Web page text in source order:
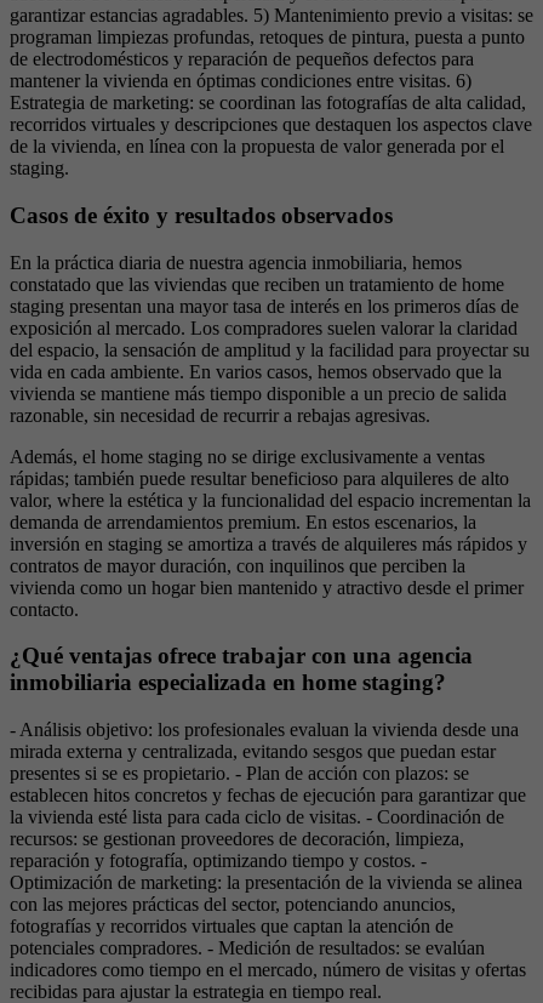
garantizar estancias agradables. 5) Mantenimiento previo a visitas: se
programan limpiezas profundas, retoques de pintura, puesta a punto
de electrodomésticos y reparación de pequeños defectos para
mantener la vivienda en óptimas condiciones entre visitas. 6)
Estrategia de marketing: se coordinan las fotografías de alta calidad,
recorridos virtuales y descripciones que destaquen los aspectos clave
de la vivienda, en línea con la propuesta de valor generada por el
staging.
Casos de éxito y resultados observados
En la práctica diaria de nuestra agencia inmobiliaria, hemos
constatado que las viviendas que reciben un tratamiento de home
staging presentan una mayor tasa de interés en los primeros días de
exposición al mercado. Los compradores suelen valorar la claridad
del espacio, la sensación de amplitud y la facilidad para proyectar su
vida en cada ambiente. En varios casos, hemos observado que la
vivienda se mantiene más tiempo disponible a un precio de salida
razonable, sin necesidad de recurrir a rebajas agresivas.
Además, el home staging no se dirige exclusivamente a ventas
rápidas; también puede resultar beneficioso para alquileres de alto
valor, where la estética y la funcionalidad del espacio incrementan la
demanda de arrendamientos premium. En estos escenarios, la
inversión en staging se amortiza a través de alquileres más rápidos y
contratos de mayor duración, con inquilinos que perciben la
vivienda como un hogar bien mantenido y atractivo desde el primer
contacto.
¿Qué ventajas ofrece trabajar con una agencia
inmobiliaria especializada en home staging?
- Análisis objetivo: los profesionales evaluan la vivienda desde una
mirada externa y centralizada, evitando sesgos que puedan estar
presentes si se es propietario. - Plan de acción con plazos: se
establecen hitos concretos y fechas de ejecución para garantizar que
la vivienda esté lista para cada ciclo de visitas. - Coordinación de
recursos: se gestionan proveedores de decoración, limpieza,
reparación y fotografía, optimizando tiempo y costos. -
Optimización de marketing: la presentación de la vivienda se alinea
con las mejores prácticas del sector, potenciando anuncios,
fotografías y recorridos virtuales que captan la atención de
potenciales compradores. - Medición de resultados: se evalúan
indicadores como tiempo en el mercado, número de visitas y ofertas
recibidas para ajustar la estrategia en tiempo real.